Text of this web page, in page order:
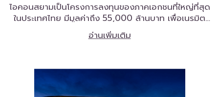
ไอคอนสยามเป็นโครงการลงทุนของภาคเอกชนที่ใหญ่ที่สุด
ในประเทศไทย มีมูลค่าถึง 55,000 ล้านบาท เพื่อเนรมิต
จุดหมายปลายทางใหม่ของประเทศไทยบนแม่น้ำเจ้าพระยา
และนำเสนอความรุ่มรวยและรุ่งโรจน์ของประเทศ
อ่านเพิ่มเติม